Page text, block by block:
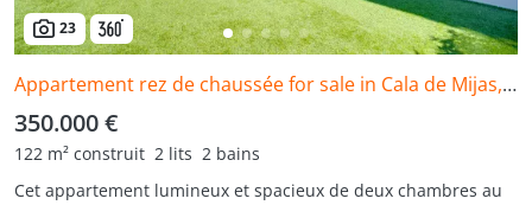
23
Appartement rez de chaussée for sale in Cala de Mijas, Mijas Costa
350.000 €
122 m² construit 2 lits 2 bains
Cet appartement lumineux et spacieux de deux chambres au